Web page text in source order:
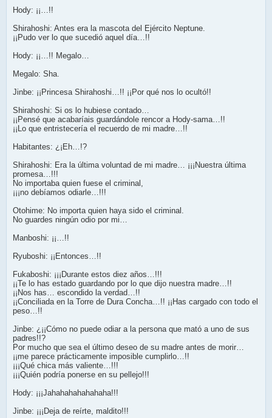
Hody: ¡¡…!!
Shirahoshi: Antes era la mascota del Ejército Neptune.
¡¡Pudo ver lo que sucedió aquel día…!!
Hody: ¡¡…!! Megalo…
Megalo: Sha.
Jinbe: ¡¡Princesa Shirahoshi…!! ¡¡Por qué nos lo ocultó!!
Shirahoshi: Si os lo hubiese contado…
¡¡Pensé que acabaríais guardándole rencor a Hody-sama…!!
¡¡Lo que entristecería el recuerdo de mi madre…!!
Habitantes: ¿¡Eh…!?
Shirahoshi: Era la última voluntad de mi madre… ¡¡¡Nuestra última
promesa…!!!
No importaba quien fuese el criminal,
¡¡¡no debíamos odiarle…!!!
Otohime: No importa quien haya sido el criminal.
No guardes ningún odio por mi…
Manboshi: ¡¡…!!
Ryuboshi: ¡¡Entonces…!!
Fukaboshi: ¡¡¡Durante estos diez años…!!!
¡¡Te lo has estado guardando por lo que dijo nuestra madre…!!
¡¡Nos has… escondido la verdad…!!
¡¡Conciliada en la Torre de Dura Concha…!! ¡¡Has cargado con todo el
peso…!!
Jinbe: ¿¡¡Cómo no puede odiar a la persona que mató a uno de sus
padres!!?
Por mucho que sea el último deseo de su madre antes de morir…
¡¡me parece prácticamente imposible cumplirlo…!!
¡¡¡Qué chica más valiente…!!!
¡¡¡Quién podría ponerse en su pellejo!!!
Hody: ¡¡¡Jahahahahahahaha!!!
Jinbe: ¡¡¡Deja de reírte, maldito!!!